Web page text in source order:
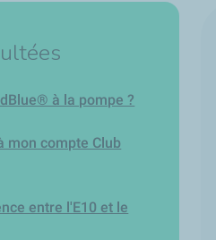
à la pompe ?
mon compte Club
entre l'E10 et le